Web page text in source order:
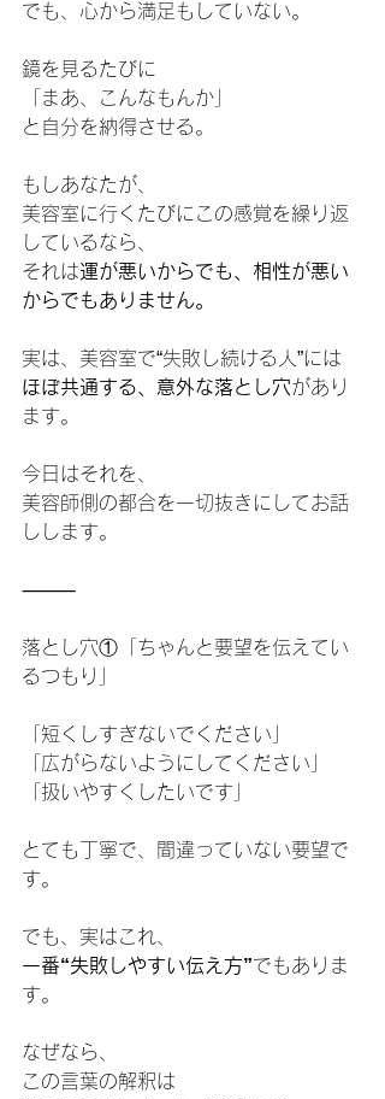
でも、心から満足もしていない。
鏡を見るたびに
「まあ、こんなもんか」
と自分を納得させる。
もしあなたが、
美容室に行くたびにこの感覚を繰り返
しているなら、
それは運が悪いからでも、相性が悪い
からでもありません。
実は、美容室で“失敗し続ける人”には
ほぼ共通する、意外な落とし穴があり
ます。
今日はそれを、
美容師側の都合を一切抜きにしてお話
しします。
⸻
落とし穴①「ちゃんと要望を伝えてい
るつもり」
「短くしすぎないでください」
「広がらないようにしてください」
「扱いやすくしたいです」
とても丁寧で、間違っていない要望で
す。
でも、実はこれ、
一番“失敗しやすい伝え方”でもありま
す。
なぜなら、
この言葉の解釈は